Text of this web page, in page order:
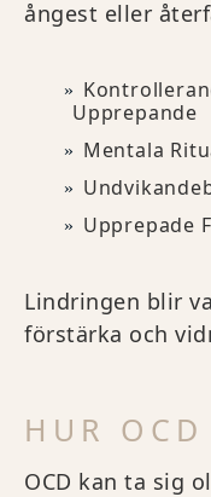
ångest eller
Upprepande
Mentala
Upprepade
Lindringen blir
förstärka och
HUR
OCD kan ta sig